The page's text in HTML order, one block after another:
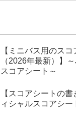
【ミニバス用のス
（2026年最新）】
スコアシート～
【スコアシートの
ィシャルスコアシー